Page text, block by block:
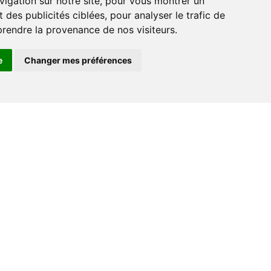
des publicités ciblées, pour analyser le trafic de
la provenance de nos visiteurs.
Changer mes préférences